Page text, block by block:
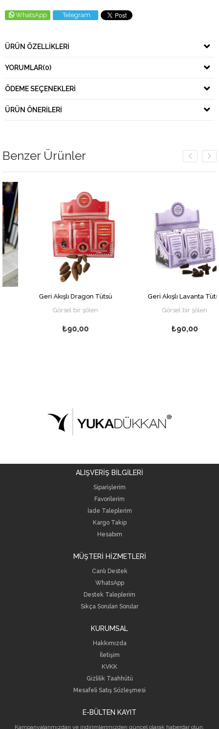
WhatsApp Telegram
ÜRÜN ÖZELLIKLERI
YORUMLAR(0)
ÖDEME SEÇENEKLERI
ÜRÜN ÖNERILERI
Benzer Ürünler
Geri Akışlı Dragon Tütsü
Görsel bir şölen
₺90,00
Geri Akışlı Lavanta Tütsü
Görsel bir şölen
₺90,00
ALIŞVERİŞ BİLGİLERİ
Siparişlerim
Favorilerim
İade Taleplerim
Kargo Takip
Hesabım
MÜŞTERİ HİZMETLERİ
Canlı Destek
WhatsApp
Destek Taleplerim
Sıkça Sorulan Sorular
KURUMSAL
Hakkımızda
İletişim
KVKK
Gizlilik Taahhütü
Mesafeli Satış Sözleşmesi
E-BÜLTEN KAYIT
Kampanyalarımızdan ve indirimlerimizden güncel olarak haberdar olun.